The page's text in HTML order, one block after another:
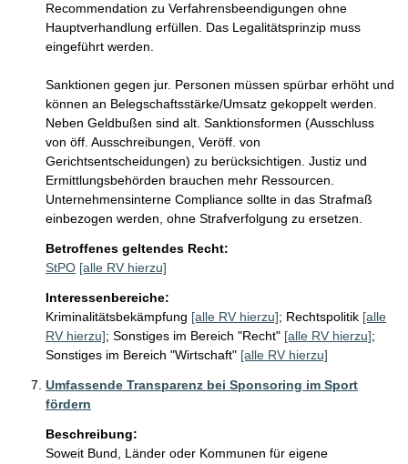
Recommendation zu Verfahrensbeendigungen ohne
Hauptverhandlung erfüllen. Das Legalitätsprinzip muss
eingeführt werden.
Sanktionen gegen jur. Personen müssen spürbar erhöht und
können an Belegschaftsstärke/Umsatz gekoppelt werden.
Neben Geldbußen sind alt. Sanktionsformen (Ausschluss
von öff. Ausschreibungen, Veröff. von
Gerichtsentscheidungen) zu berücksichtigen. Justiz und
Ermittlungsbehörden brauchen mehr Ressourcen.
Unternehmensinterne Compliance sollte in das Strafmaß
einbezogen werden, ohne Strafverfolgung zu ersetzen.
Betroffenes geltendes Recht:
StPO [alle RV hierzu]
Interessenbereiche:
Kriminalitätsbekämpfung [alle RV hierzu]; Rechtspolitik [alle
RV hierzu]; Sonstiges im Bereich "Recht" [alle RV hierzu];
Sonstiges im Bereich "Wirtschaft" [alle RV hierzu]
Umfassende Transparenz bei Sponsoring im Sport
fördern
Beschreibung:
Soweit Bund, Länder oder Kommunen für eigene